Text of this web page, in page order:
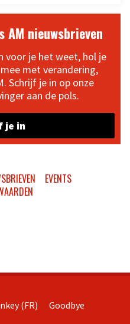
AM nieuwsbrieven
voor je het weet, hol je
met verandering,
Schrijf je in op onze
aan de pols.
je in
EVENTS
(FR) Goodbye